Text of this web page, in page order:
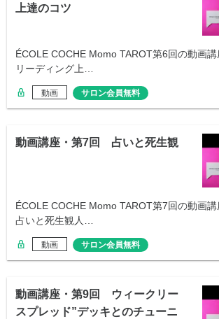
上達のコツ
ÉCOLE COCHE Momo TAROT第6回の動画
リーディング上…
動画 サロン会員無料
動画講座・第7回 占いと死生観
ÉCOLE COCHE Momo TAROT第7回の動画
占いと死生観人…
動画 サロン会員無料
動画講座・第9回 ウィークリー
スプレッド”デッキとのチューニ